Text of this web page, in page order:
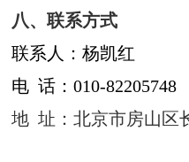
八、联系方式
联系人：杨凯红
电 话：010-82205748
地 址：北京市房山区